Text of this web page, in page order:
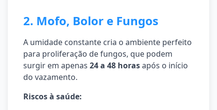
2. Mofo, Bolor e Fungos
A umidade constante cria o ambiente perfeito
para proliferação de fungos, que podem
surgir em apenas 24 a 48 horasapós o início
do vazamento.
Riscos à saúde: